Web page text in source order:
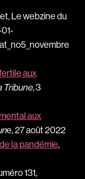
Le webzine du
aux
Tribune, 3
aux
e, 27 août 2022
la pandémie,
131,